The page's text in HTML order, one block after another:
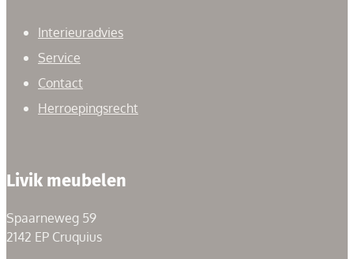
Interieuradvies
Service
Contact
Herroepingsrecht
Livik meubelen
Spaarneweg 59
2142 EP Cruquius